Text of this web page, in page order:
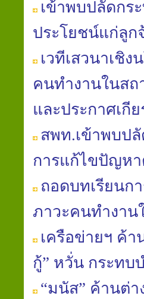
เข้าพบปลัดกร
ประโยชน์แก่ลูก
เวทีเสวนาเชิ
คนทำงานในส
และประกาศเ
สพท.เข้าพบป
การแก้ไขปัญหา
ถอดบทเรียนก
ภาวะคนทำงาน
เครือข่ายฯ ค้า
กู้” หวั่น กระท
“มนัส” ค้านต่